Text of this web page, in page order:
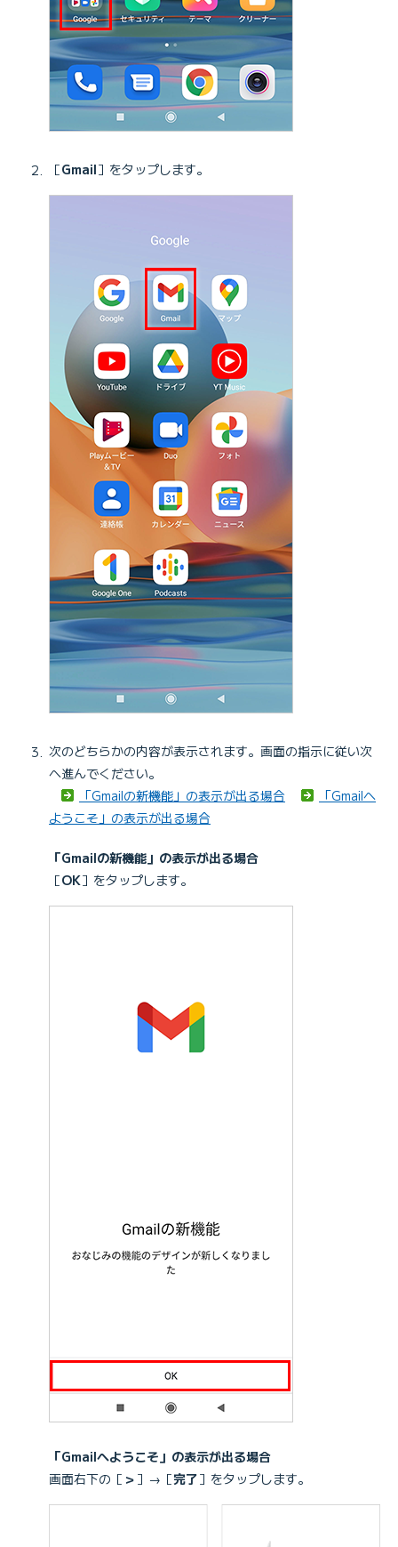
［Gmail］をタップします。
次のどちらかの内容が表示されます。画面の指示に従い次
へ進んでください。
「Gmailの新機能」の表示が出る場合
「Gmailへ
ようこそ」の表示が出る場合
「Gmailの新機能」の表示が出る場合
［OK］をタップします。
「Gmailへようこそ」の表示が出る場合
画面右下の［ ＞ ］→［完了］をタップします。